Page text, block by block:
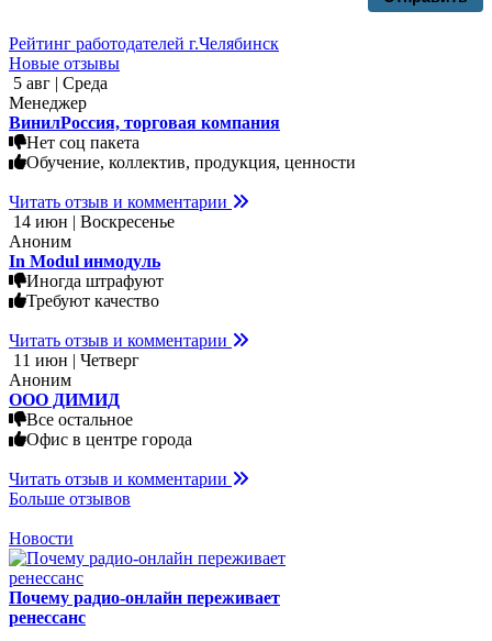
Рейтинг работодателей г.Челябинск
Новые отзывы
5 авг | Среда
Менеджер
ВинилРоссия, торговая компания
Нет соц пакета
Обучение, коллектив, продукция, ценности
Читать отзыв и комментарии
14 июн | Воскресенье
Аноним
In Modul инмодуль
Иногда штрафуют
Требуют качество
Читать отзыв и комментарии
11 июн | Четверг
Аноним
ООО ДИМИД
Все остальное
Офис в центре города
Читать отзыв и комментарии
Больше отзывов
Новости
Почему радио-онлайн переживает
ренессанс